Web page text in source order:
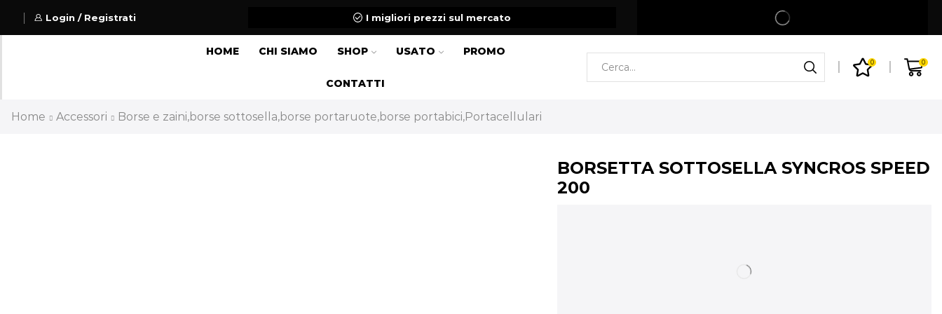
Login / Registrati I migliori prezzi sul mercato Spedizione gratuita per ordini superiori a 99€
HOME CHI SIAMO SHOP USATO PROMO
CONTATTI
0 0
Home Accessori Borse e zaini,borse sottosella,borse portaruote,borse portabici,Portacellulari
BORSETTA SOTTOSELLA SYNCROS SPEED
200